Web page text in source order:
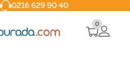
0216 629 90 40
0